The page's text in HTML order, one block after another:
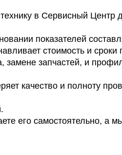
в Сервисный Центр
показателей
стоимость и сроки
запчастей, и
качество и полноту
его самостоятельно, а